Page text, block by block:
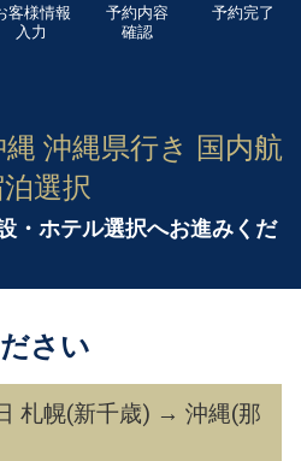
客様情報
入力
予約内容
確認
予約完了
沖縄県行き 国内航
選択
・ホテル選択へお進みくだ
さい
札幌(新千歳) → 沖縄(那